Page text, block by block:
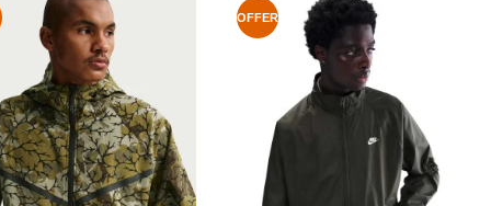
OFFER